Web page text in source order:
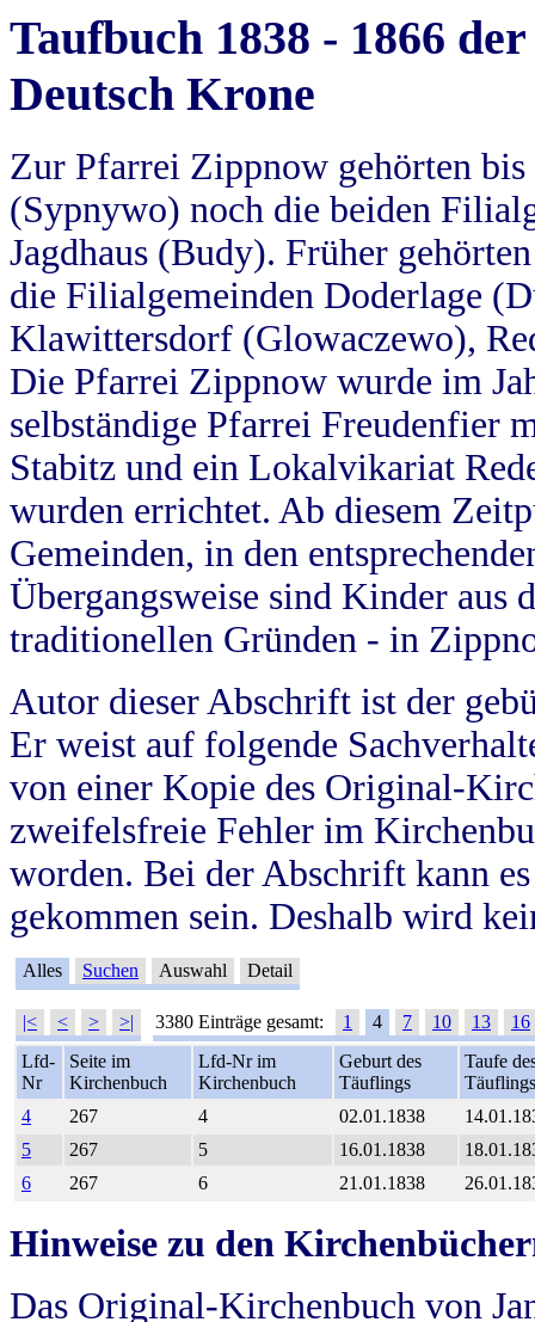
Taufbuch 1838 - 1866
Deutsch Krone
Zur Pfarrei Zippnow gehörten
(Sypnywo) noch die beiden
Jagdhaus (Budy). Früher
die Filialgemeinden Doderlage
Klawittersdorf (Glowaczewo),
Die Pfarrei Zippnow wurde im
selbständige Pfarrei Freudenfier
Stabitz und ein Lokalvikariat
wurden errichtet. Ab diesem
Gemeinden, in den
Übergangsweise sind Kinder aus
traditionellen Gründen - in
Autor dieser Abschrift ist der
Er weist auf folgende
von einer Kopie des Original-
zweifelsfreie Fehler im
worden. Bei der Abschrift kann
gekommen sein. Deshalb wird
Alles Suchen Auswahl Detail
|< < > >| 3380 Einträge gesamt: 1 4 7 10 13
16
Lfd-
Nr
Seite im
Kirchenbuch
Lfd-Nr im
Kirchenbuch
Geburt des
Täuflings
Taufe
Täuflings
4
267 4 02.01.1838
5
267 5 16.01.1838
6
267 6 21.01.1838
Hinweise zu den
Das Original-Kirchenbuch von